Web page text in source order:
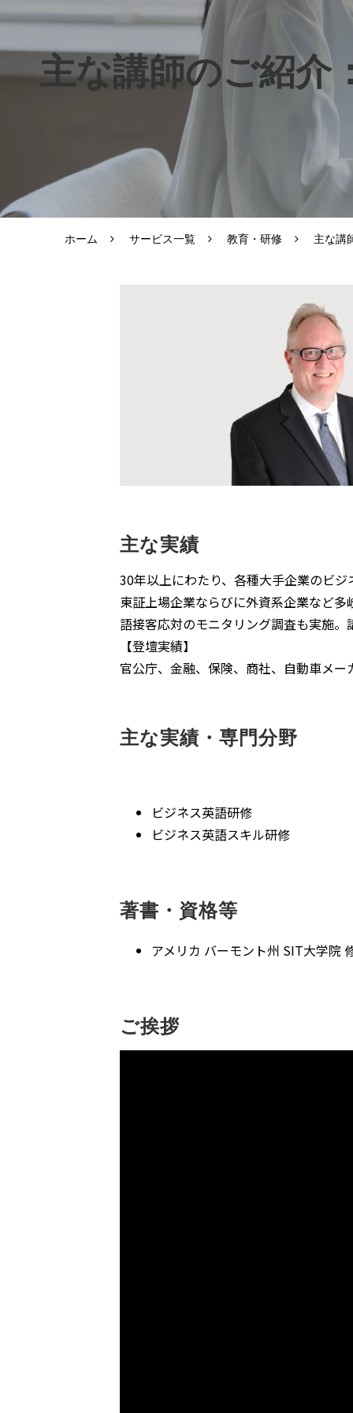
主な講師のご紹
ホーム サービス一覧 教育・研修 主な講
主な実績
30年以上にわたり、各種大手企業のビ
東証上場企業ならびに外資系企業など
語接客応対のモニタリング調査も実施
【登壇実績】
官公庁、金融、保険、商社、自動車メ
主な実績・専門分野
ビジネス英語研修
ビジネス英語スキル研修
著書・資格等
アメリカ バーモント州 SIT大学院
ご挨拶